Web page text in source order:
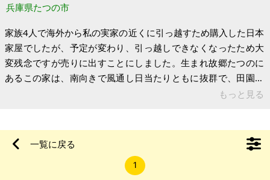
兵庫県たつの市
家族4人で海外から私の実家の近くに引っ越すため購入した日本
家屋でしたが、予定が変わり、引っ越しできなくなったため大
変残念ですが売りに出すことにしました。生まれ故郷たつのに
あるこの家は、南向きで風通し日当たりともに抜群で、田園風
景に囲まれた素敵なエリアにあります。家が密集していないの
かかりません。姫路や相生から新幹線に乗ることができる大変
便利なところにあります。家の敷地内には駐車場はありません
が、家から徒歩1分のところにある工場の駐車場を使わせていた
もっと見る
一覧に戻る
1